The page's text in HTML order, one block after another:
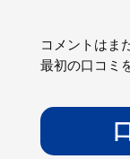
コメントはま
最初の口コミ